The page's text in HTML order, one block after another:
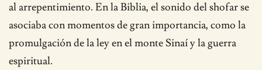
al arrepentimiento. En la Biblia, el sonido del shofar se
asociaba con momentos de gran importancia, como la
promulgación de la ley en el monte Sinaí y la guerra
espiritual.